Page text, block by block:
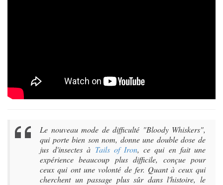
Le nouveau mode de difficulté "Bloody Whiskers",
qui porte bien son nom, donne une double dose de
jus d'insectes à Tails of Iron, ce qui en fait une
expérience beaucoup plus difficile, conçue pour
ceux qui ont une volonté de fer. Quant à ceux qui
cherchent un passage plus sûr dans l'histoire, le